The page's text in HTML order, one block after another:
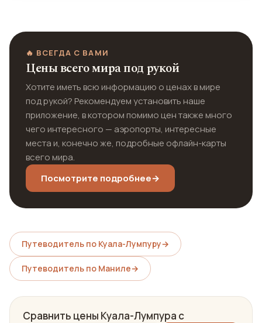
🔥 ВСЕГДА С ВАМИ
Цены всего мира под рукой
Хотите иметь всю информацию о ценах в мире
под рукой? Рекомендуем установить наше
приложение, в котором помимо цен также много
чего интересного — аэропорты, интересные
места и, конечно же, подробные офлайн-карты
всего мира.
Посмотрите подробнее→
Путеводитель по Куала-Лумпуру→
Путеводитель по Маниле→
Сравнить цены Куала-Лумпура с